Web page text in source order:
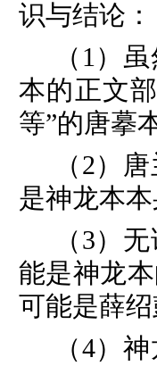
识与结论：
（1）
本的正文
等”的唐摹
（2）
是神龙本
（3）
能是神龙
可能是薛
（4）